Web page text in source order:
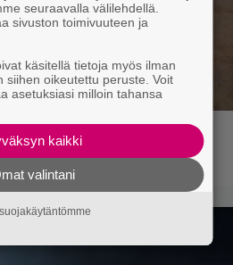
Lohjalla
seuraavalla välilehdellä.
sivuston toimivuuteen ja
käsitellä tietoja myös ilman
siihen oikeutettu peruste. Voit
asetuksiasi milloin tahansa
kaikki
valintani